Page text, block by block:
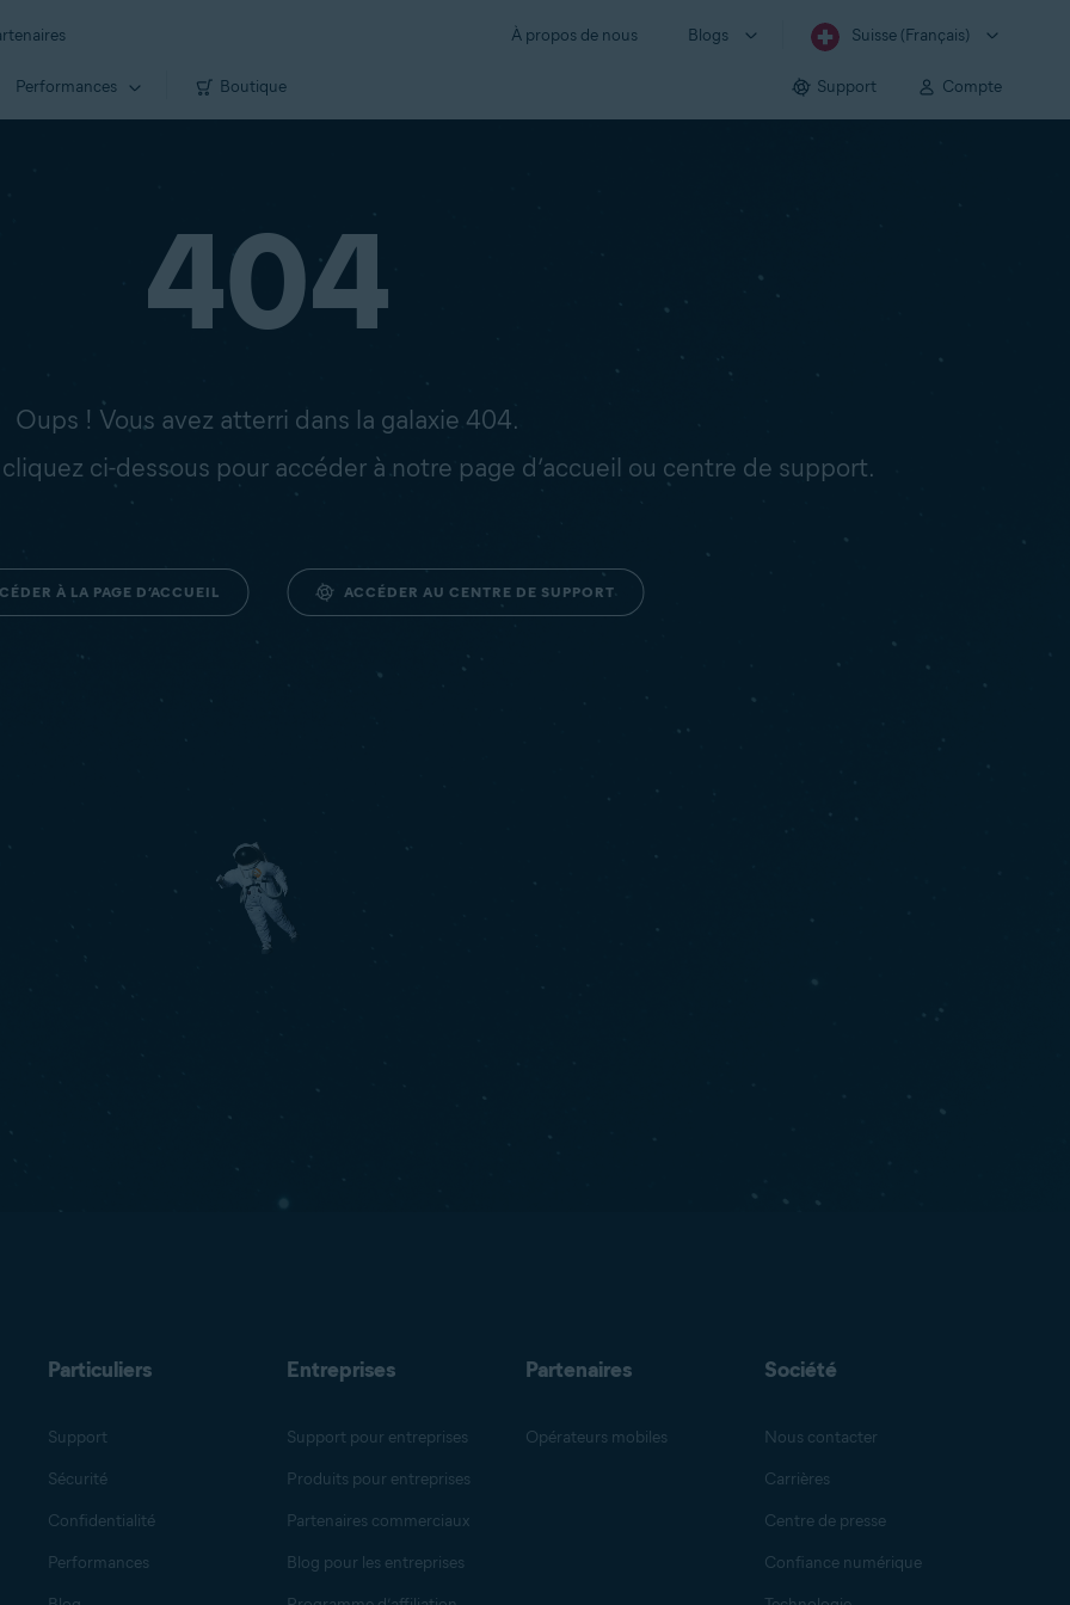
À propos de nous Blogs Suisse (Français)
Performances Boutique Support Compte
404
Oups ! Vous avez atterri dans la galaxie 404.
ci-dessous pour accéder à notre page d’accueil ou centre de support.
À LA PAGE D’ACCUEIL ACCÉDER AU CENTRE DE SUPPORT
Particuliers
Support
Sécurité
Confidentialité
Performances
Entreprises
Support pour entreprises
Produits pour entreprises
Partenaires commerciaux
Blog pour les entreprises
Partenaires
Opérateurs mobiles
Société
Nous contacter
Carrières
Centre de presse
Confiance numérique